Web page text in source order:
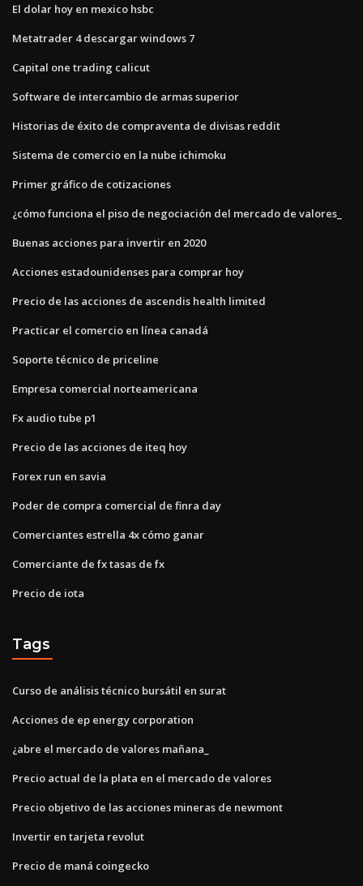
El dolar hoy en mexico hsbc
Metatrader 4 descargar windows 7
Capital one trading calicut
Software de intercambio de armas superior
Historias de éxito de compraventa de divisas reddit
Sistema de comercio en la nube ichimoku
Primer gráfico de cotizaciones
¿cómo funciona el piso de negociación del mercado de valores_
Buenas acciones para invertir en 2020
Acciones estadounidenses para comprar hoy
Precio de las acciones de ascendis health limited
Practicar el comercio en línea canadá
Soporte técnico de priceline
Empresa comercial norteamericana
Fx audio tube p1
Precio de las acciones de iteq hoy
Forex run en savia
Poder de compra comercial de finra day
Comerciantes estrella 4x cómo ganar
Comerciante de fx tasas de fx
Precio de iota
Tags
Curso de análisis técnico bursátil en surat
Acciones de ep energy corporation
¿abre el mercado de valores mañana_
Precio actual de la plata en el mercado de valores
Precio objetivo de las acciones mineras de newmont
Invertir en tarjeta revolut
Precio de maná coingecko